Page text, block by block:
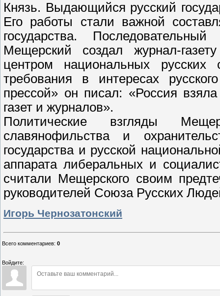
Князь. Выдающийся русский
Его работы стали важной
государства.
Мещерский создал журнал-
центром национальных
требования в интересах
прессой» он писал: «Россия
газет и журналов».
Политические взгляды
славянофильства и
государства и русской
аппарата либеральных и
считали Мещерского своим
руководителей Союза Русских
Игорь Чернозатонский
Всего комментариев: 0
Войдите: